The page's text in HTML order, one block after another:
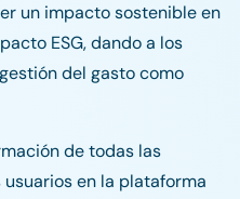
un impacto sostenible en
ESG, dando a los
del gasto como
de todas las
en la plataforma